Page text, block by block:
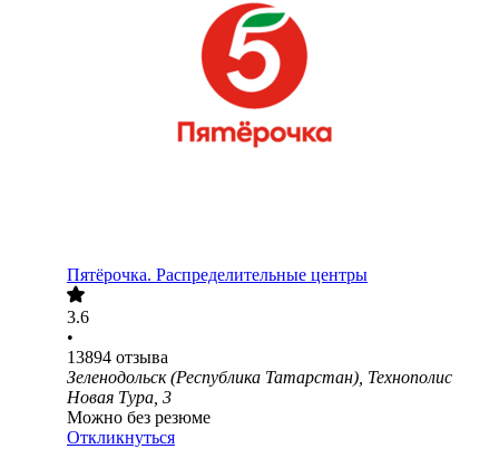
Пятёрочка. Распределительные центры
3.6
•
13894 отзыва
Зеленодольск (Республика Татарстан), Технополис
Новая Тура, 3
Можно без резюме
Откликнуться